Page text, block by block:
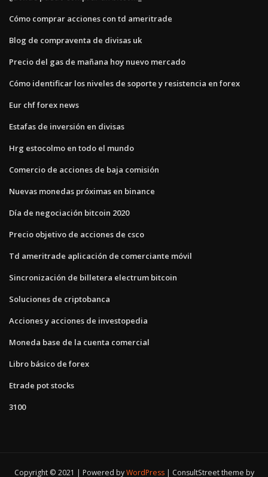
Cómo comprar acciones con td ameritrade
Blog de compraventa de divisas uk
Precio del gas de mañana hoy nuevo mercado
Cómo identificar los niveles de soporte y resistencia en forex
Eur chf forex news
Estafas de inversión en divisas
Hrg estocolmo en todo el mundo
Comercio de acciones de baja comisión
Nuevas monedas próximas en binance
Día de negociación bitcoin 2020
Precio objetivo de acciones de csco
Td ameritrade aplicación de comerciante móvil
Sincronización de billetera electrum bitcoin
Soluciones de criptobanca
Acciones y acciones de investopedia
Moneda base de la cuenta comercial
Libro básico de forex
Etrade pot stocks
3100
Copyright © 2021 | Powered byWordPress ConsultStreet theme by